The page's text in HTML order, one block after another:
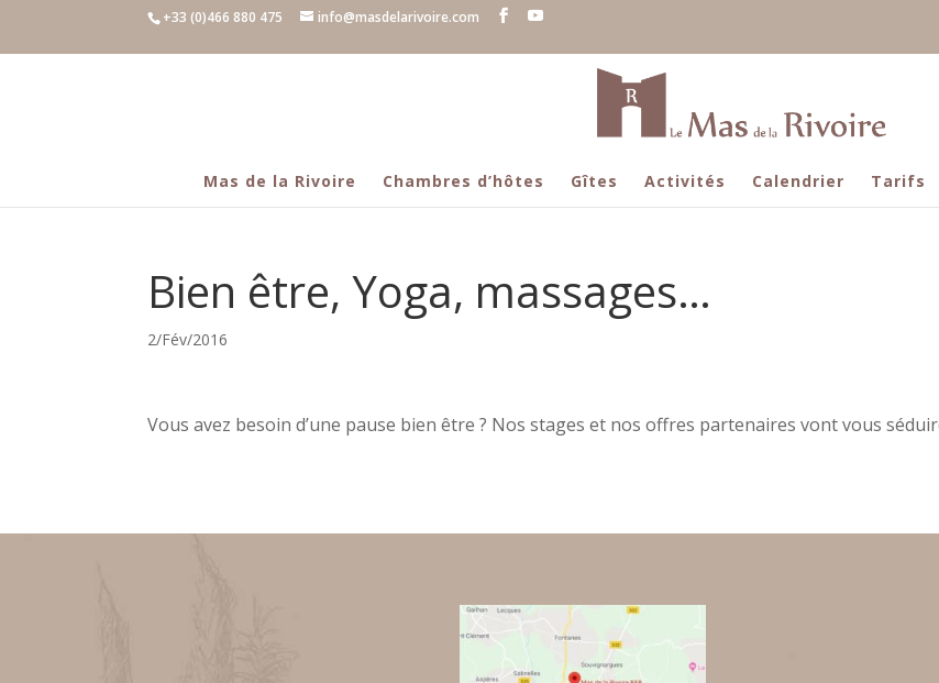
+33 (0)466 880 475 info@masdelarivoire.com
Mas de la Rivoire Chambres d’hôtes Gîtes Activités Calendrier Tarifs
Bien être, Yoga, massages…
2/Fév/2016
Vous avez besoin d’une pause bien être ? Nos stages et nos offres partenaires vont vous